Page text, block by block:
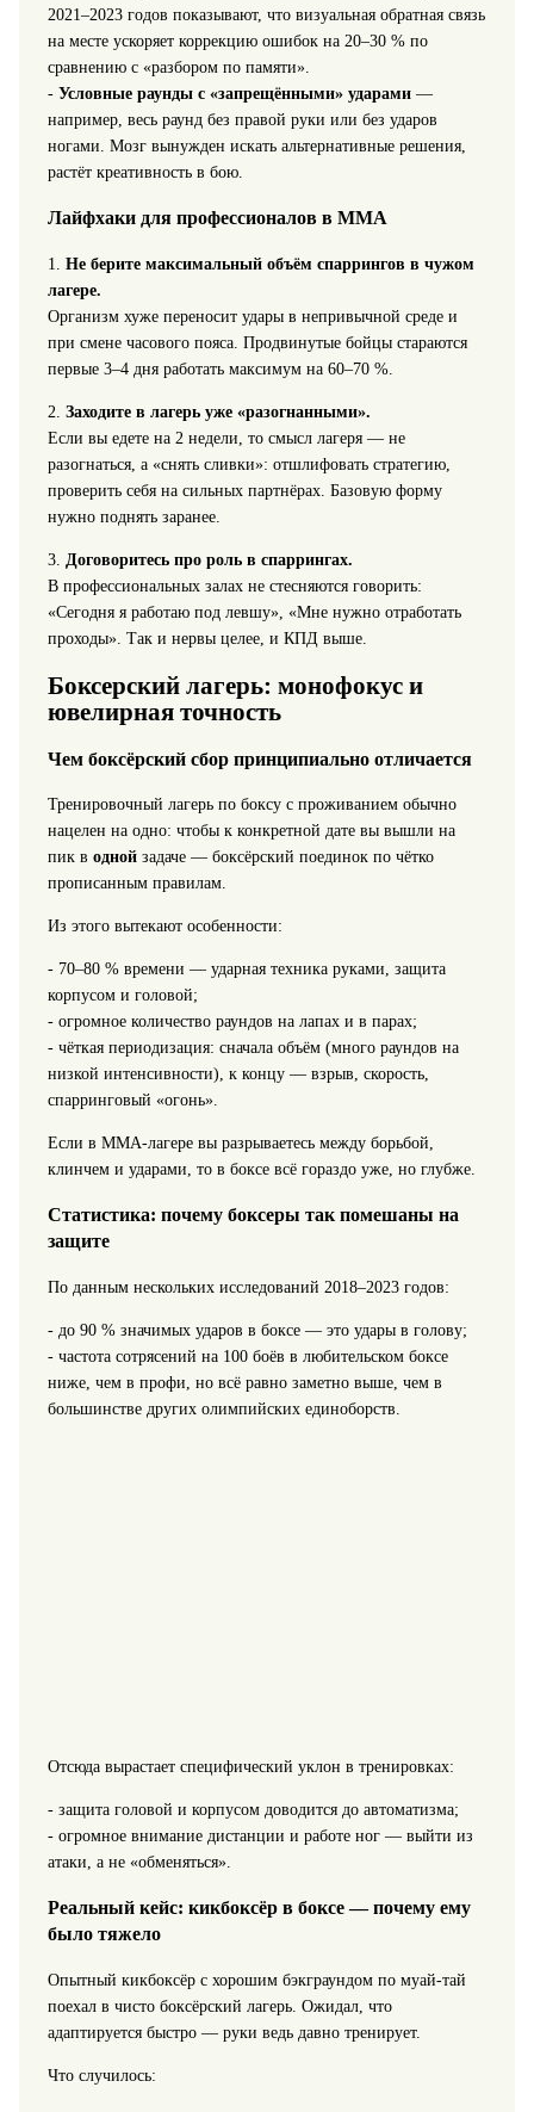
2021–2023 годов показывают, что визуальная обратная связь
на месте ускоряет коррекцию ошибок на 20–30 % по
сравнению с «разбором по памяти».
- Условные раунды с «запрещёнными» ударами—
например, весь раунд без правой руки или без ударов
ногами. Мозг вынужден искать альтернативные решения,
растёт креативность в бою.
Лайфхаки для профессионалов в ММА
1. Не берите максимальный объём спаррингов в чужом
лагере.
Организм хуже переносит удары в непривычной среде и
при смене часового пояса. Продвинутые бойцы стараются
первые 3–4 дня работать максимум на 60–70 %.
2. Заходите в лагерь уже «разогнанными».
Если вы едете на 2 недели, то смысл лагеря — не
разогнаться, а «снять сливки»: отшлифовать стратегию,
проверить себя на сильных партнёрах. Базовую форму
нужно поднять заранее.
3. Договоритесь про роль в спаррингах.
В профессиональных залах не стесняются говорить:
«Сегодня я работаю под левшу», «Мне нужно отработать
проходы». Так и нервы целее, и КПД выше.
Боксерский лагерь: монофокус и
ювелирная точность
Чем боксёрский сбор принципиально отличается
Тренировочный лагерь по боксу с проживанием обычно
нацелен на одно: чтобы к конкретной дате вы вышли на
пик в однойзадаче — боксёрский поединок по чётко
прописанным правилам.
Из этого вытекают особенности:
- 70–80 % времени — ударная техника руками, защита
корпусом и головой;
- огромное количество раундов на лапах и в парах;
- чёткая периодизация: сначала объём (много раундов на
низкой интенсивности), к концу — взрыв, скорость,
спарринговый «огонь».
Если в ММА‑лагере вы разрываетесь между борьбой,
клинчем и ударами, то в боксе всё гораздо уже, но глубже.
Статистика: почему боксеры так помешаны на
защите
По данным нескольких исследований 2018–2023 годов:
- до 90 % значимых ударов в боксе — это удары в голову;
- частота сотрясений на 100 боёв в любительском боксе
ниже, чем в профи, но всё равно заметно выше, чем в
большинстве других олимпийских единоборств.
Отсюда вырастает специфический уклон в тренировках:
- защита головой и корпусом доводится до автоматизма;
- огромное внимание дистанции и работе ног — выйти из
атаки, а не «обменяться».
Реальный кейс: кикбоксёр в боксе — почему ему
было тяжело
Опытный кикбоксёр с хорошим бэкграундом по муай‑тай
поехал в чисто боксёрский лагерь. Ожидал, что
адаптируется быстро — руки ведь давно тренирует.
Что случилось: